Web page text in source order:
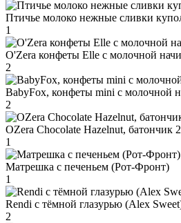
Птичье молоко нежные сливки
1
O'Zera конфеты Elle с молочной
2
BabyFox, конфеты mini c молочной
2
OZera Chocolate Hazelnut, батончик
1
Матрешка с печеньем (Рот-Фронт)
1
Rendi с тёмной глазурью (Alex
2